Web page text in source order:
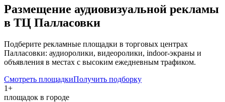
Размещение аудиовизуальной рекламы
в ТЦ Палласовки
Подберите рекламные площадки в торговых центрах
Палласовки: аудиоролики, видеоролики, indoor-экраны и
объявления в местах с высоким ежедневным трафиком.
Смотреть площадкиПолучить подборку
1+
площадок в городе